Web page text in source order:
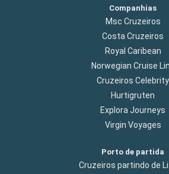
Companhias
Msc Cruzeiros
Costa Cruzeiros
Royal Caribean
Norwegian Cruise
Cruzeiros Celebrity
Hurtigruten
Explora Journeys
Virgin Voyages
Porto de partida
Cruzeiros partindo de